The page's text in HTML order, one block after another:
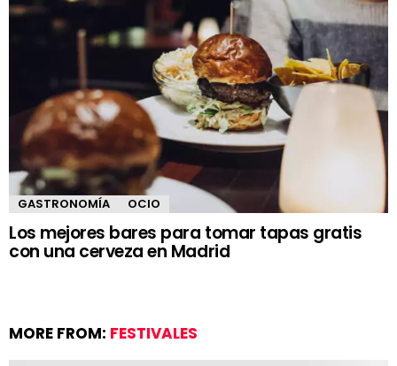
GASTRONOMÍA OCIO
Los mejores bares para tomar tapas gratis
con una cerveza en Madrid
MORE FROM: FESTIVALES